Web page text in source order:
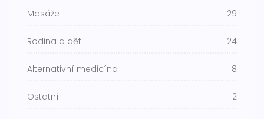
Masáže 129
Rodina a děti 24
Alternativní medicína 8
Ostatní 2